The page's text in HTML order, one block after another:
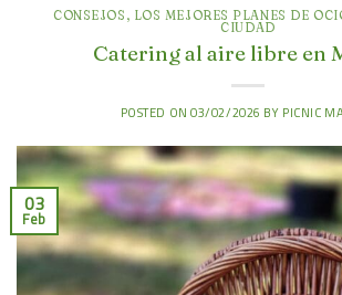
CONSEJOS , LOS MEJORES PLANES DE
CIUDAD
Catering al aire libre en
POSTED ON03/02/2026 BY PICNIC
03
Feb